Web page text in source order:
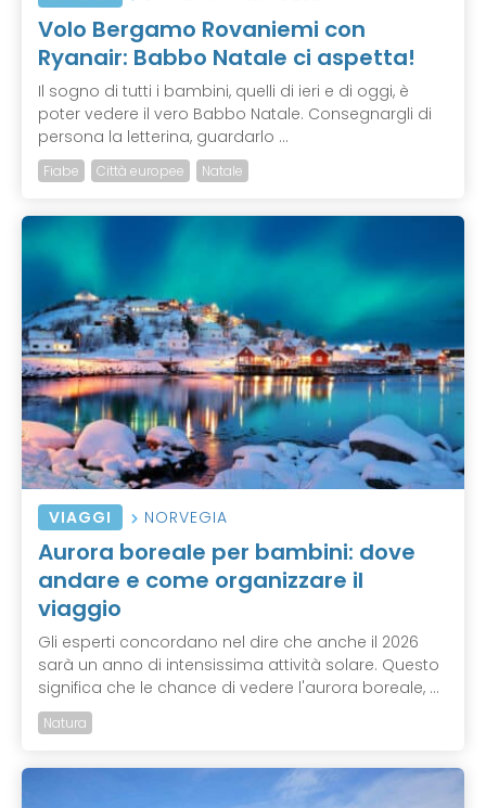
Volo Bergamo Rovaniemi con
Ryanair: Babbo Natale ci aspetta!
Il sogno di tutti i bambini, quelli di ieri e di oggi, è
poter vedere il vero Babbo Natale. Consegnargli di
persona la letterina, guardarlo ...
Fiabe Città europee Natale
VIAGGI NORVEGIA
Aurora boreale per bambini: dove
andare e come organizzare il
viaggio
Gli esperti concordano nel dire che anche il 2026
sarà un anno di intensissima attività solare. Questo
significa che le chance di vedere l'aurora boreale, ...
Natura